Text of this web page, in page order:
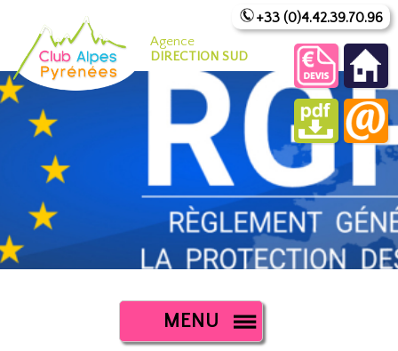
Agence
DIRECTION SUD
+33 (0)4.42.39.70.96
MENU